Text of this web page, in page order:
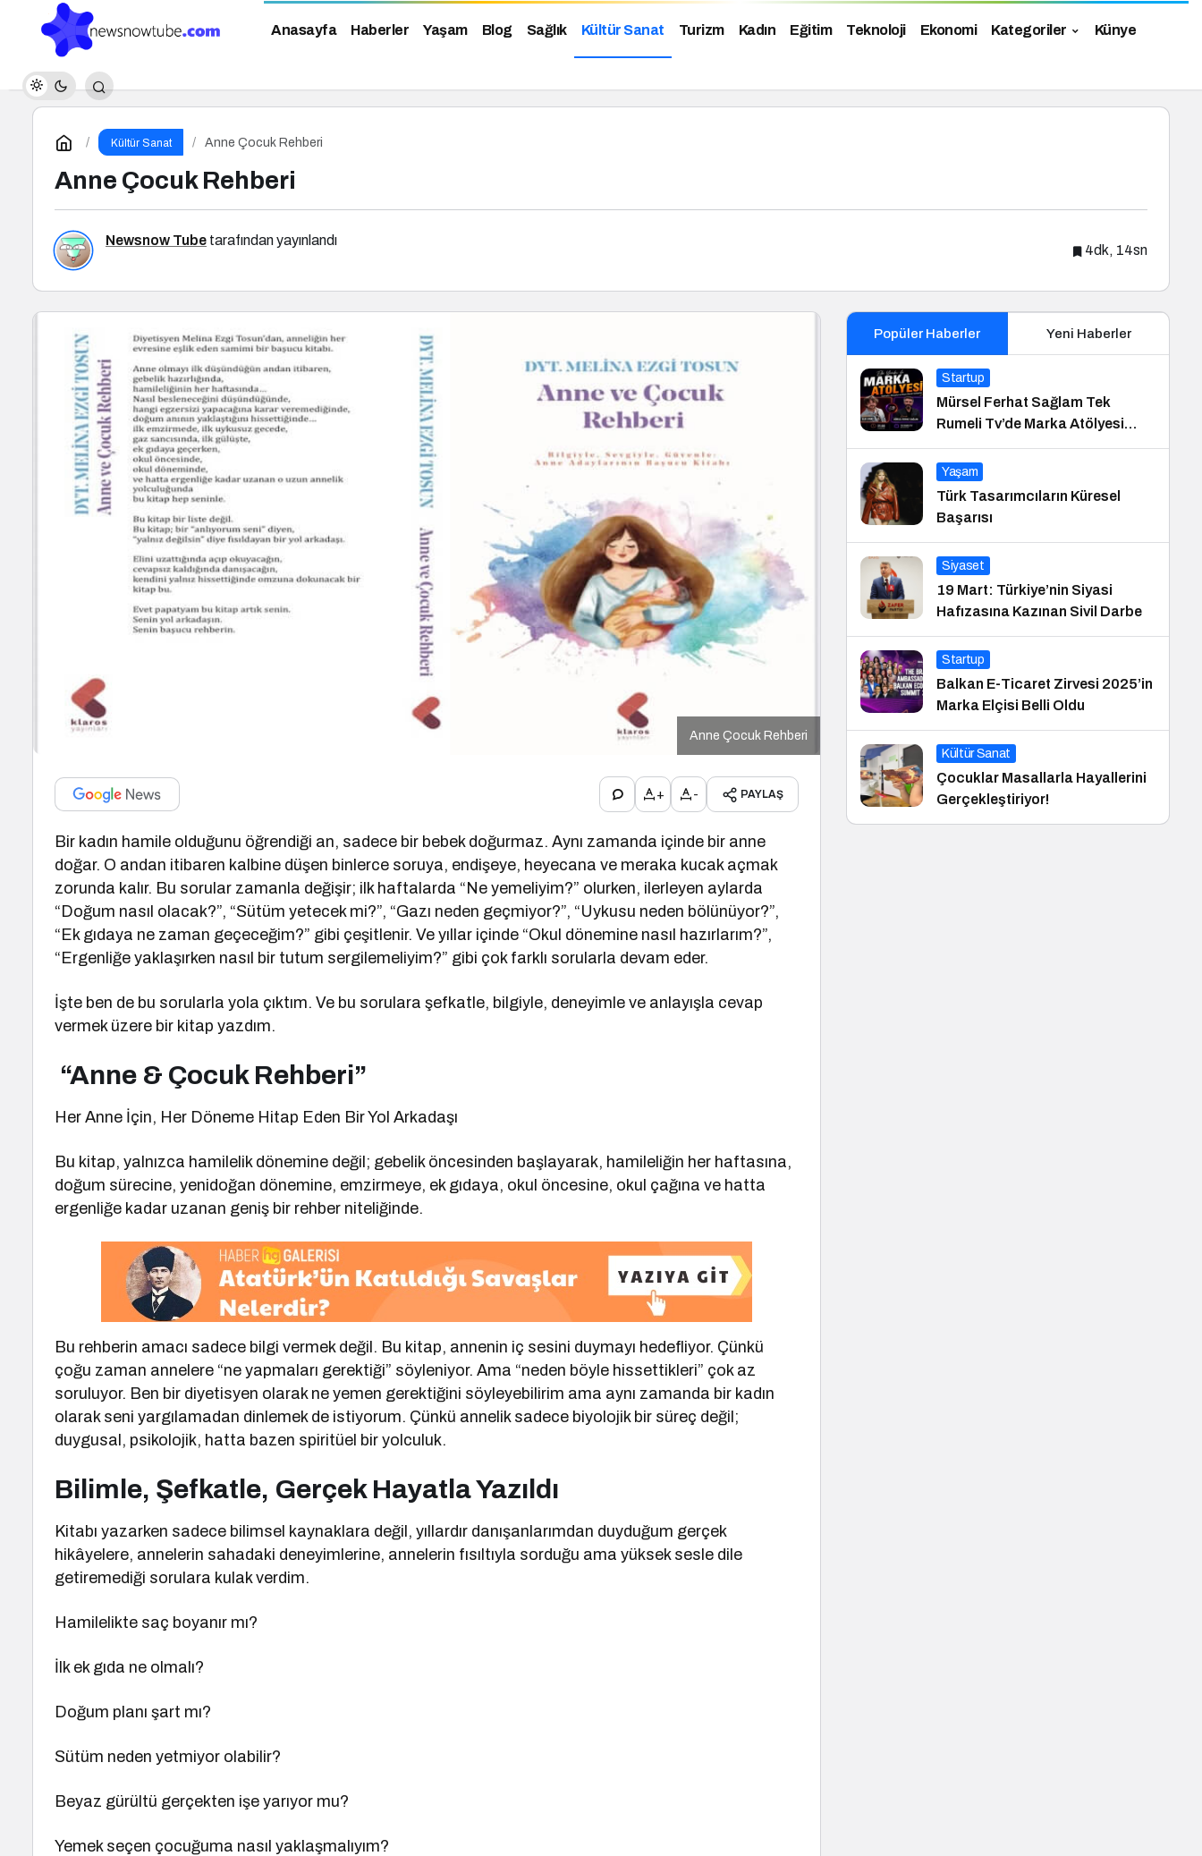
Anasayfa Haberler Yaşam Blog Sağlık Kültür Sanat Turizm Kadın Eğitim Teknoloji Ekonomi Kategoriler Künye
Kültür Sanat Anne Çocuk Rehberi
Anne Çocuk Rehberi
Newsnow Tube tarafından yayınlandı
4dk, 14sn
Anne Çocuk Rehberi
+ - PAYLAŞ
Bir kadın hamile olduğunu öğrendiği an, sadece bir bebek doğurmaz. Aynı zamanda içinde bir anne
doğar. O andan itibaren kalbine düşen binlerce soruya, endişeye, heyecana ve meraka kucak açmak
zorunda kalır. Bu sorular zamanla değişir; ilk haftalarda “Ne yemeliyim?” olurken, ilerleyen aylarda
“Doğum nasıl olacak?”, “Sütüm yetecek mi?”, “Gazı neden geçmiyor?”, “Uykusu neden bölünüyor?”,
“Ek gıdaya ne zaman geçeceğim?” gibi çeşitlenir. Ve yıllar içinde “Okul dönemine nasıl hazırlarım?”,
“Ergenliğe yaklaşırken nasıl bir tutum sergilemeliyim?” gibi çok farklı sorularla devam eder.
İşte ben de bu sorularla yola çıktım. Ve bu sorulara şefkatle, bilgiyle, deneyimle ve anlayışla cevap
vermek üzere bir kitap yazdım.
“Anne & Çocuk Rehberi”
Her Anne İçin, Her Döneme Hitap Eden Bir Yol Arkadaşı
Bu kitap, yalnızca hamilelik dönemine değil; gebelik öncesinden başlayarak, hamileliğin her haftasına,
doğum sürecine, yenidoğan dönemine, emzirmeye, ek gıdaya, okul öncesine, okul çağına ve hatta
ergenliğe kadar uzanan geniş bir rehber niteliğinde.
Bu rehberin amacı sadece bilgi vermek değil. Bu kitap, annenin iç sesini duymayı hedefliyor. Çünkü
çoğu zaman annelere “ne yapmaları gerektiği” söyleniyor. Ama “neden böyle hissettikleri” çok az
soruluyor. Ben bir diyetisyen olarak ne yemen gerektiğini söyleyebilirim ama aynı zamanda bir kadın
olarak seni yargılamadan dinlemek de istiyorum. Çünkü annelik sadece biyolojik bir süreç değil;
duygusal, psikolojik, hatta bazen spiritüel bir yolculuk.
Bilimle, Şefkatle, Gerçek Hayatla Yazıldı
Kitabı yazarken sadece bilimsel kaynaklara değil, yıllardır danışanlarımdan duyduğum gerçek
hikâyelere, annelerin sahadaki deneyimlerine, annelerin fısıltıyla sorduğu ama yüksek sesle dile
getiremediği sorulara kulak verdim.
Hamilelikte saç boyanır mı?
İlk ek gıda ne olmalı?
Doğum planı şart mı?
Sütüm neden yetmiyor olabilir?
Beyaz gürültü gerçekten işe yarıyor mu?
Yemek seçen çocuğuma nasıl yaklaşmalıyım?
Popüler Haberler Yeni Haberler
Startup
Mürsel Ferhat Sağlam Tek
Rumeli Tv’de Marka Atölyesi
Programına Konuk Oldu
Yaşam
Türk Tasarımcıların Küresel
Başarısı
Siyaset
19 Mart: Türkiye’nin Siyasi
Hafızasına Kazınan Sivil Darbe
Startup
Balkan E-Ticaret Zirvesi 2025’in
Marka Elçisi Belli Oldu
Kültür Sanat
Çocuklar Masallarla Hayallerini
Gerçekleştiriyor!